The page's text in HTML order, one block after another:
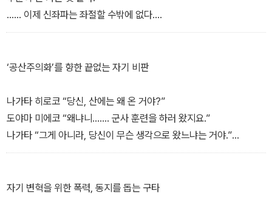
인을 무차별적으로 살해했다. 이 기이한 사건에 강렬한 호기심을 품
파의 혁명 이론임을 알게 된다.
이야기 내내 오카모토가 유달리 강조한 내용은 자신이 개인 차원에서
습격 계획에 참여한 것이 아니라는 점이었다. 습격은 조직의 계획이
었고 그는 명령을 받아 움직였을 따름이다. …… 어디서 뭘 하는지가
모든 것이 혁명 행동이며 게릴라 병사란 필요에 따라 행동을 취하도
저자는 적군파가 탄생한 사회적·역사적 배경을 파헤치기 시작한다.
황에 딱 맞아떨어지도록 고안된 것이었다.”(101쪽) 가두시위에 나가
느꼈고, 국가 권력의 탄압과 운동의 불투명한 전망에 부딪쳐 좌절을
맛보고 있었다. 이때 혜성같이 등장한 적군파는 군대 창설과 ‘세계 동
시 혁명’이라는 슬로건을 전면에 내세우며 무장 봉기라는 새로운 돌
관념을 도입했다.
…… 이제 신좌파는 좌절할 수밖에 없다.
운동은 결국 그들이 이끌어 가고자 했던 방향과 반대쪽으로 나아갈
- 마쓰모토 세이초(작가)
아사마 산장에서 농성하던 연합적군 멤버 전원이 체포되고 일주일
뒤, 경찰은 연합적군이 기지로 쓰던 산속의 오두막집 근처에서 시신
을 발견했다. 연이어 발견된 시신은 총 12구. 모든 시신에서 장시간에
걸친 잔혹한 고문의 흔적이 눈에 띄었다. 연합적군 내부에서 무시무
멤버들은 숙청에 참가하고 살아남은 사람들이었다.
‘공산주의화’를 향한 끝없는 자기 비판
나가타 히로코 “당신, 산에는 왜 온 거야?”
도야마 미에코 “왜냐니……. 군사 훈련을 하러 왔지요.”
나가타 “그게 아니라, 당신이 무슨 생각으로 왔느냐는 거야.”
도야마 “저는 혁명 전쟁을 더욱 전진시키기 위해 스스로 군인이 되어
적 대치 단계에서는 선진국에서 혁명 전쟁을 발전시킬 필요가 있기
자기 변혁을 위한 폭력, 동지를 돕는 구타